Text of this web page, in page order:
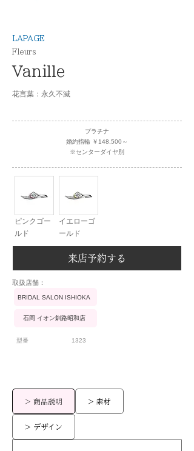
LAPAGE
Fleurs
Vanille
花言葉：永久不滅
プラチナ
婚約指輪 ￥148,500～
※センターダイヤ別
ピンクゴー
ルド
イエローゴ
ールド
来店予約する
​取扱店舗：
BRIDAL SALON ISHIOKA
石岡 イオン釧路昭和店
型番 1323
> 商品説明 > 素材
> デザイン